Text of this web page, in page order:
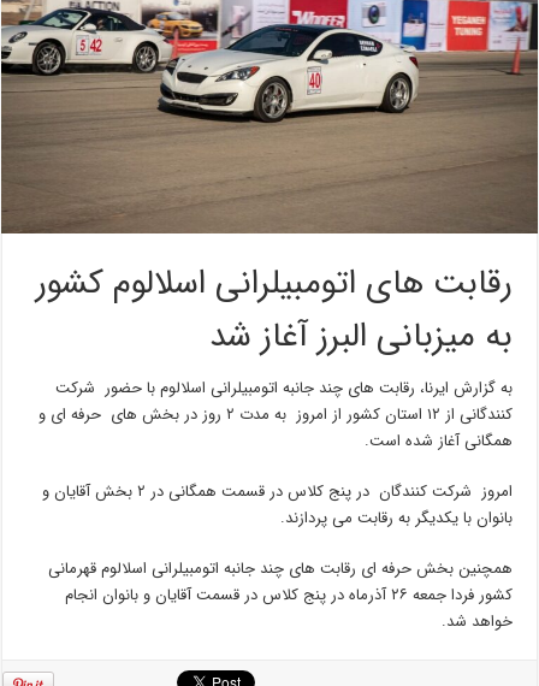
رقابت های اتومبیلرانی اسلالوم کشور
به میزبانی البرز آغاز شد
به گزارش ایرنا، رقابت های چند جانبه اتومبیلرانی اسلالوم با حضور شرکت
کنندگانی از ۱۲ استان کشور از امروز به مدت ۲ روز در بخش های حرفه ای و
همگانی آغاز شده است.
امروز شرکت کنندگان در پنج کلاس در قسمت همگانی در ۲ بخش آقایان و
بانوان با یکدیگر به رقابت می پردازند.
همچنین بخش حرفه ای رقابت های چند جانبه اتومبیلرانی اسلالوم قهرمانی
کشور فردا جمعه ۲۶ آذرماه در پنج کلاس در قسمت آقایان و بانوان انجام
خواهد شد.